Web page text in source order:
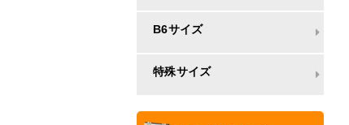
B6サイズ
特殊サイズ